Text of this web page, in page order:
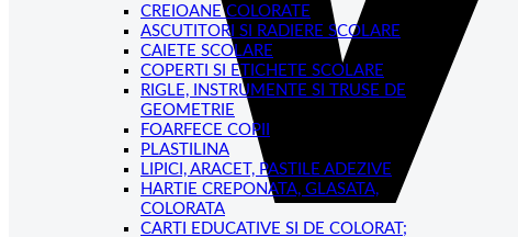
CREIOANE COLORATE
ASCUTITORI SI RADIERE SCOLARE
CAIETE SCOLARE
COPERTI SI ETICHETE SCOLARE
RIGLE, INSTRUMENTE SI TRUSE DE
GEOMETRIE
FOARFECE COPII
PLASTILINA
LIPICI, ARACET, PASTILE ADEZIVE
HARTIE CREPONATA, GLASATA,
COLORATA
CARTI EDUCATIVE SI DE COLORAT;